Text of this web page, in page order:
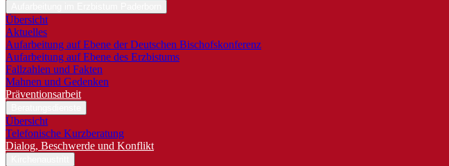
Übersicht
Aktuelles
Aufarbeitung auf Ebene der Deutschen Bischofskonferenz
Aufarbeitung auf Ebene des Erzbistums
Fallzahlen und Fakten
Mahnen und Gedenken
Präventionsarbeit
Übersicht
Telefonische Kurzberatung
Dialog, Beschwerde und Konflikt